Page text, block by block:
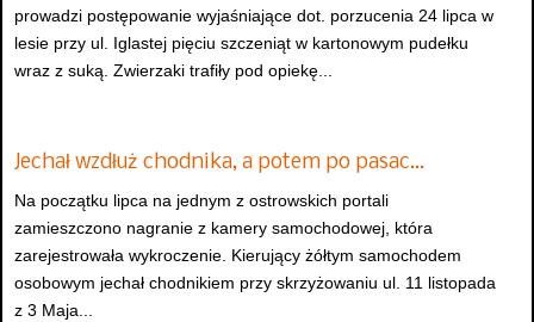
prowadzi postępowanie wyjaśniające dot. porzucenia 24 lipca w
lesie przy ul. Iglastej pięciu szczeniąt w kartonowym pudełku
wraz z suką. Zwierzaki trafiły pod opiekę...
Jechał wzdłuż chodnika, a potem po pasac…
Na początku lipca na jednym z ostrowskich portali
zamieszczono nagranie z kamery samochodowej, która
zarejestrowała wykroczenie. Kierujący żółtym samochodem
osobowym jechał chodnikiem przy skrzyżowaniu ul. 11 listopada
z 3 Maja...